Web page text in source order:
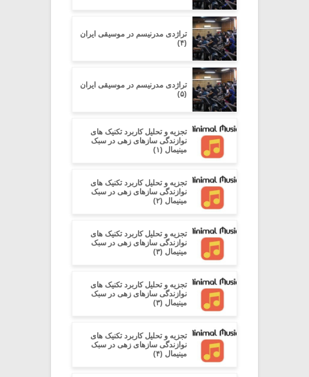
تراژدی مدرنیسم در موسیقی ایران
(۴)
تراژدی مدرنیسم در موسیقی ایران
(۵)
تجزیه و تحلیل کاربرد تکنیک های
نوازندگی سازهای زهی در سبک
مینیمال (۱)
تجزیه و تحلیل کاربرد تکنیک های
نوازندگی سازهای زهی در سبک
مینیمال (۲)
تجزیه و تحلیل کاربرد تکنیک های
نوازندگی سازهای زهی در سبک
مینیمال (۳)
تجزیه و تحلیل کاربرد تکنیک های
نوازندگی سازهای زهی در سبک
مینیمال (۳)
تجزیه و تحلیل کاربرد تکنیک های
نوازندگی سازهای زهی در سبک
مینیمال (۴)